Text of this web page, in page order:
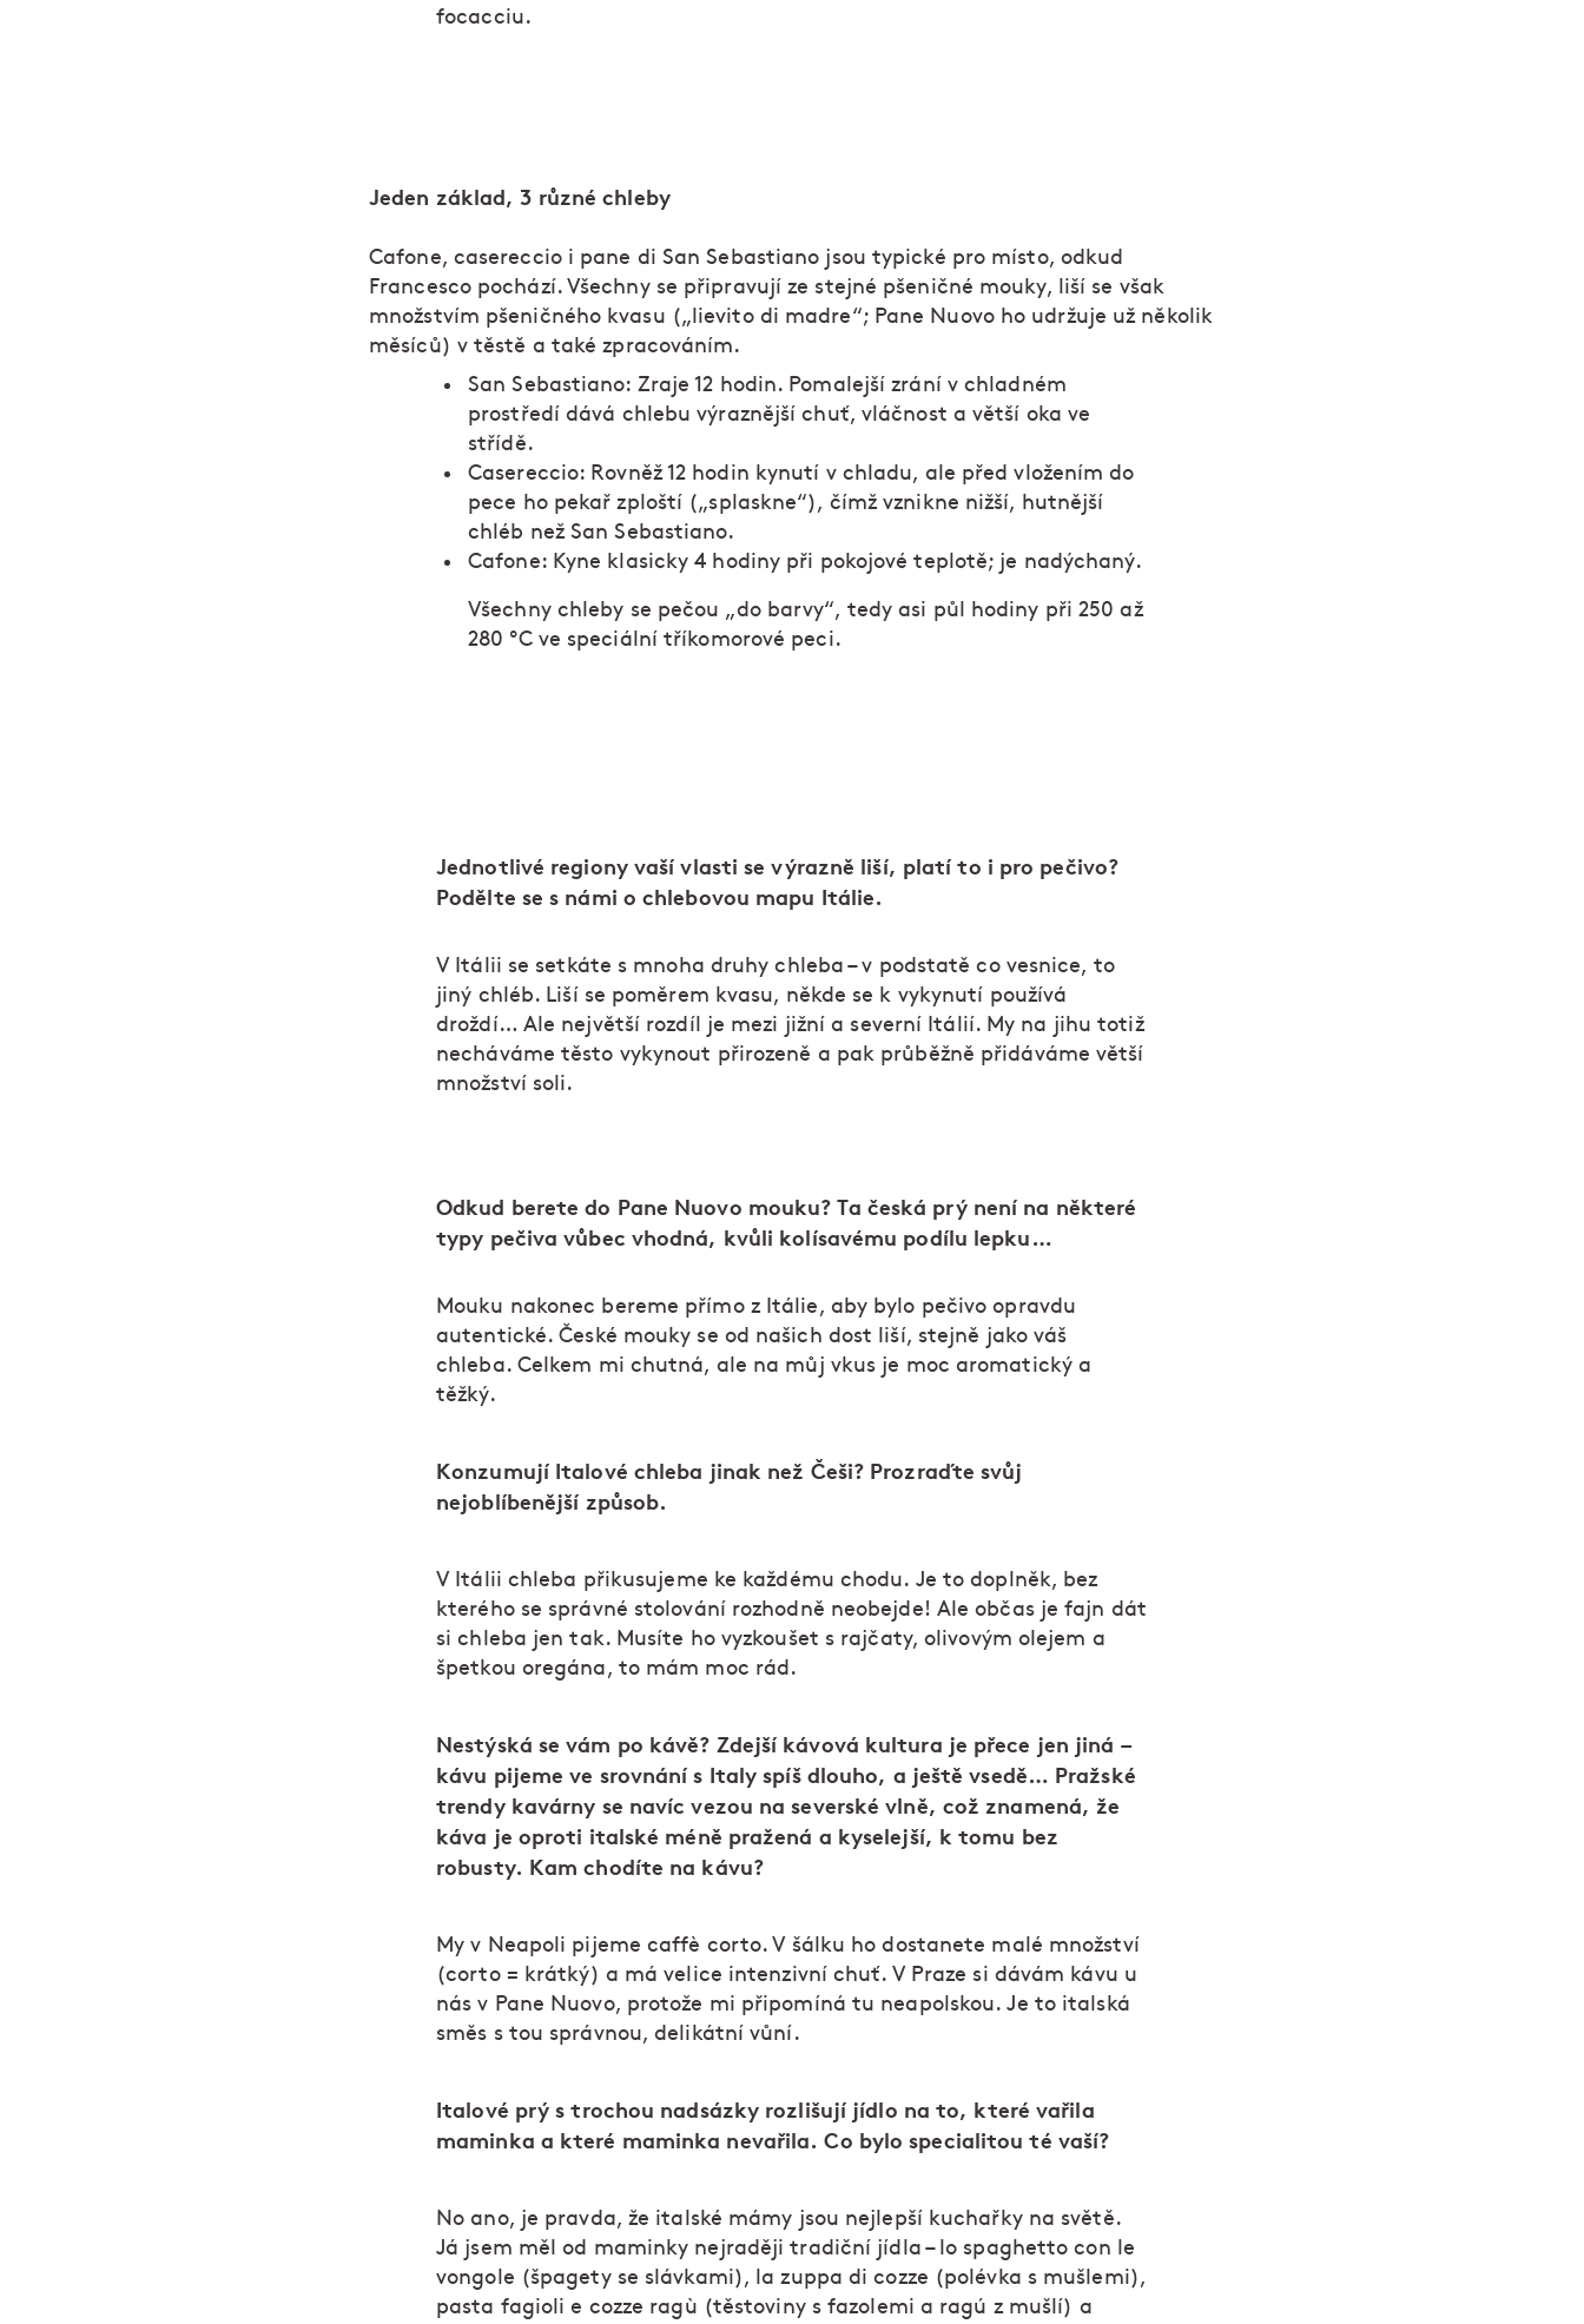
focacciu.
Jeden základ, 3 různé chleby
Cafone, casereccio i pane di San Sebastiano jsou typické pro místo, odkud
Francesco pochází. Všechny se připravují ze stejné pšeničné mouky, liší se však
množstvím pšeničného kvasu („lievito di madre“; Pane Nuovo ho udržuje už několik
měsíců) v těstě a také zpracováním.
San Sebastiano: Zraje 12 hodin. Pomalejší zrání v chladném
prostředí dává chlebu výraznější chuť, vláčnost a větší oka ve
střídě.
Casereccio: Rovněž 12 hodin kynutí v chladu, ale před vložením do
pece ho pekař zploští („splaskne“), čímž vznikne nižší, hutnější
chléb než San Sebastiano.
Cafone: Kyne klasicky 4 hodiny při pokojové teplotě; je nadýchaný.
Všechny chleby se pečou „do barvy“, tedy asi půl hodiny při 250 až
280 ºC ve speciální tříkomorové peci.
Jednotlivé regiony vaší vlasti se výrazně liší, platí to i pro pečivo?
Podělte se s námi o chlebovou mapu Itálie.
V Itálii se setkáte s mnoha druhy chleba – v podstatě co vesnice, to
jiný chléb. Liší se poměrem kvasu, někde se k vykynutí používá
droždí… Ale největší rozdíl je mezi jižní a severní Itálií. My na jihu totiž
necháváme těsto vykynout přirozeně a pak průběžně přidáváme větší
množství soli.
Odkud berete do Pane Nuovo mouku? Ta česká prý není na některé
typy pečiva vůbec vhodná, kvůli kolísavému podílu lepku…
Mouku nakonec bereme přímo z Itálie, aby bylo pečivo opravdu
autentické. České mouky se od našich dost liší, stejně jako váš
chleba. Celkem mi chutná, ale na můj vkus je moc aromatický a
těžký.
Konzumují Italové chleba jinak než Češi? Prozraďte svůj
nejoblíbenější způsob.
V Itálii chleba přikusujeme ke každému chodu. Je to doplněk, bez
kterého se správné stolování rozhodně neobejde! Ale občas je fajn dát
si chleba jen tak. Musíte ho vyzkoušet s rajčaty, olivovým olejem a
špetkou oregána, to mám moc rád.
Nestýská se vám po kávě? Zdejší kávová kultura je přece jen jiná –
kávu pijeme ve srovnání s Italy spíš dlouho, a ještě vsedě… Pražské
trendy kavárny se navíc vezou na severské vlně, což znamená, že
káva je oproti italské méně pražená a kyselejší, k tomu bez
robusty. Kam chodíte na kávu?
My v Neapoli pijeme caffè corto. V šálku ho dostanete malé množství
(corto = krátký) a má velice intenzivní chuť. V Praze si dávám kávu u
nás v Pane Nuovo, protože mi připomíná tu neapolskou. Je to italská
směs s tou správnou, delikátní vůní.
Italové prý s trochou nadsázky rozlišují jídlo na to, které vařila
maminka a které maminka nevařila. Co bylo specialitou té vaší?
No ano, je pravda, že italské mámy jsou nejlepší kuchařky na světě.
Já jsem měl od maminky nejraději tradiční jídla – lo spaghetto con le
vongole (špagety se slávkami), la zuppa di cozze (polévka s mušlemi),
pasta fagioli e cozze ragù (těstoviny s fazolemi a ragú z mušlí) a